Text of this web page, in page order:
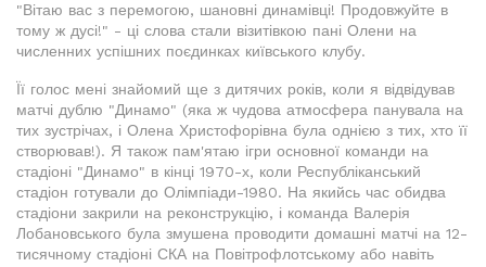
"Вітаю вас з перемогою, шановні динамівці! Продовжуйте в
тому ж дусі!" - ці слова стали візитівкою пані Олени на
численних успішних поєдинках київського клубу.
Її голос мені знайомий ще з дитячих років, коли я відвідував
матчі дублю "Динамо" (яка ж чудова атмосфера панувала на
тих зустрічах, і Олена Христофорівна була однією з тих, хто її
створював!). Я також пам'ятаю ігри основної команди на
стадіоні "Динамо" в кінці 1970-х, коли Республіканський
стадіон готували до Олімпіади-1980. На якийсь час обидва
стадіони закрили на реконструкцію, і команда Валерія
Лобановського була змушена проводити домашні матчі на 12-
тисячному стадіоні СКА на Повітрофлотському або навіть